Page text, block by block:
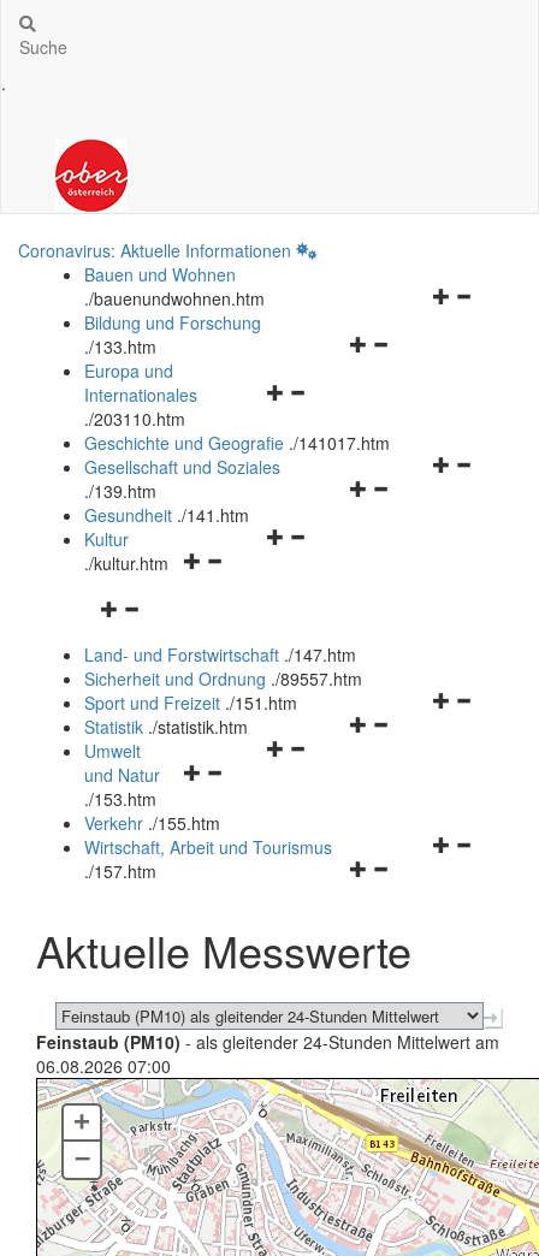
Suche
.
Coronavirus: Aktuelle Informationen
Bauen und Wohnen
./bauenundwohnen.htm
Navigationsmenü
Bildung und Forschung
./133.htm
Navigationsmenü
und
schließen
Europa und
Internationales
./203110.htm
Geschichte und Geografie ./141017.htm
Navigationsmenü
Gesellschaft und Soziales
./139.htm
Navigationsmenü
Gesundheit ./141.htm
Navigationsmenü
Kultur
./kultur.htm
Navigationsmenü
und
schließen
Land- und Forstwirtschaft ./147.htm
Sicherheit und Ordnung ./89557.htm
Navigationsmenü
Sport und Freizeit ./151.htm
Navigationsmenü
Statistik ./statistik.htm
Navigationsmenü
und
schließen
Umwelt
und Natur
./153.htm
Verkehr ./155.htm
Navigationsmenü
schließen
Wirtschaft, Arbeit und Tourismus
./157.htm
Aktuelle Messwerte
Feinstaub (PM10) - als gleitender 24-Stunden Mittelwert am
06.08.2026 07:00
+
–